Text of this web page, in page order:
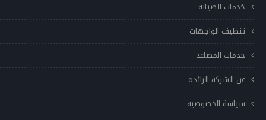
خدمات الصيانة
تنظيف الواجهات
خدمات المصاعد
عن الشركة الرائدة
سياسة الخصوصيه